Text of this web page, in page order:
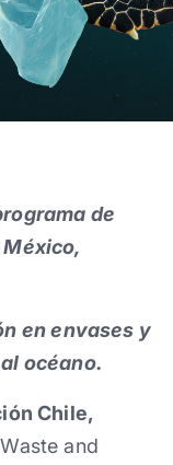
de
en envases y
océano.
Chile,
and